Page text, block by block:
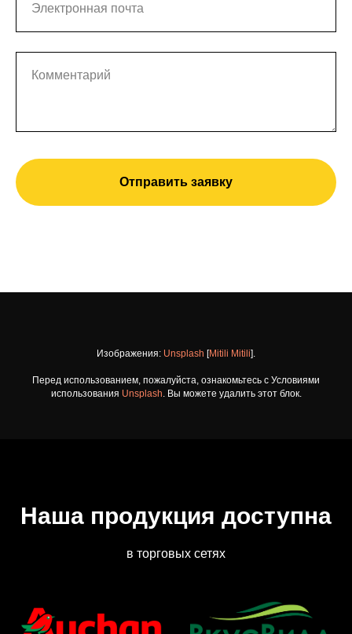
Электронная почта
Комментарий
Отправить заявку
Изображения: Unsplash [Mitili Mitili].
Перед использованием, пожалуйста, ознакомьтесь с Условиями
использования Unsplash. Вы можете удалить этот блок.
Наша продукция доступна
в торговых сетях